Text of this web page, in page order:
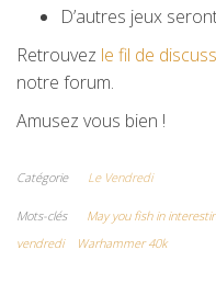
D’autres jeux
Retrouvez le fil de
notre forum.
Amusez vous bien !
Catégorie Le Vendredi
Mots-clés May you fish in
vendredi
Warhammer 40k